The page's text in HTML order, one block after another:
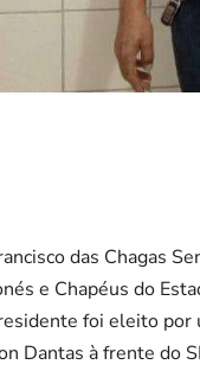
das Chagas
e Chapéus do
foi eleito
Dantas à frente do